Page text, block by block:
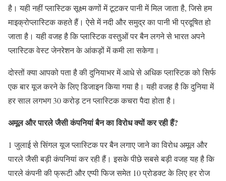
है। यही नहीं प्लास्टिक सूक्ष्म कणों में टूटकर पानी में मिल जाता है, जिसे हम
माइक्रोप्लास्टिक कहते हैं। ऐसे में नदी और समुद्र का पानी भी प्रदूषित हो
जाता है। यही वजह है कि प्लास्टिक वस्तुओं पर बैन लगने से भारत अपने
प्लास्टिक वेस्ट जेनरेशन के आंकड़ों में कमी ला सकेगा।
दोस्तों क्या आपको पता है की दुनियाभर में आधे से अधिक प्लास्टिक को सिर्फ
एक बार यूज करने के लिए डिजाइन किया गया है। यही वजह है कि दुनिया में
हर साल लगभग 30 करोड़ टन प्लास्टिक कचरा पैदा होता है।
अमूल और पारले जैसी कंपनियां बैन का विरोध क्यों कर रही हैं?
1 जुलाई से सिंगल यूज प्लास्टिक पर बैन लगाए जाने का विरोध अमूल और
पारले जैसी बड़ी कंपनियां कर रही हैं। इसके पीछे सबसे बड़ी वजह यह है कि
पारले कंपनी की फ्रूटी और एप्पी फिज समेत 10 प्रोडक्ट के लिए हर रोज